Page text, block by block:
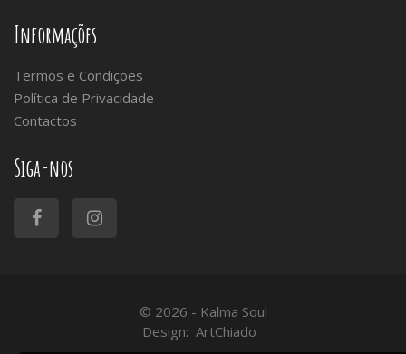
Informações
Termos e Condições
Política de Privacidade
Contactos
Siga-nos
© 2026 - Kalma Soul
Design: ArtChiado